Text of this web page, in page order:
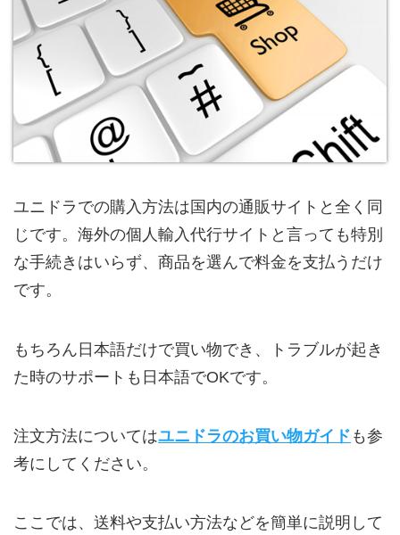
ユニドラでの購入方法は国内の通販サイトと全く同
じです。海外の個人輸入代行サイトと言っても特別
な手続きはいらず、商品を選んで料金を支払うだけ
です。
もちろん日本語だけで買い物でき、トラブルが起き
た時のサポートも日本語でOKです。
注文方法についてはユニドラのお買い物ガイド も参
考にしてください。
ここでは、送料や支払い方法などを簡単に説明して